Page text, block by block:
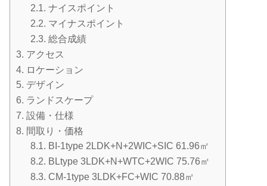
2.1. ナイスポイント
2.2. マイナスポイント
2.3. 総合成績
3. アクセス
4. ロケーション
5. デザイン
6. ランドスケープ
7. 設備・仕様
8. 間取り・価格
8.1. BI-1type 2LDK+N+2WIC+SIC 61.96㎡
8.2. BLtype 3LDK+N+WTC+2WIC 75.76㎡
8.3. CM-1type 3LDK+FC+WIC 70.88㎡